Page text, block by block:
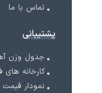
تماس با ما
پشتیبانی
جدول وزن
کارخانه های
نمودار